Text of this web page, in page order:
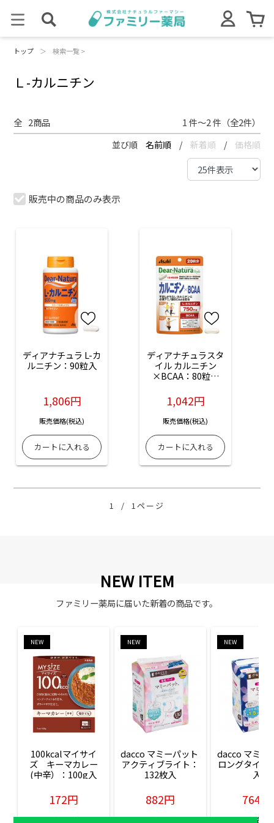
トップ ＞ 検索一覧 >
Ｌ-カルニチン
全 2商品 1 件～2 件（全2件）
並び順 名前順 / 新着順 / 価格順
販売中の商品のみ表示
ディアナチュラ L-カ
ルニチン：90粒入
1,806円
販売価格(税込)
ディアナチュラスタ
イル カルニチン
×BCAA：80粒入
1,042円
販売価格(税込)
1 / 1ページ
NEW ITEM
ファミリー薬局に届いた新着の商品です。
NEW
100kcalマイサイ
ズ　キーマカレー
(中辛）：100g入
172円
販売価格(税込)
NEW
dacco マミーパット
アクティブライト：
132枚入
882円
販売価格(税込)
NEW
dacco マミー
ロングタイム
入
764円
販売価格(税